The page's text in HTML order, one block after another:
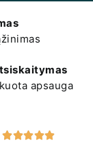
apsauga
